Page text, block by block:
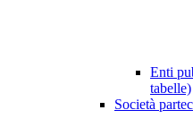
Enti
tabelle)
Società